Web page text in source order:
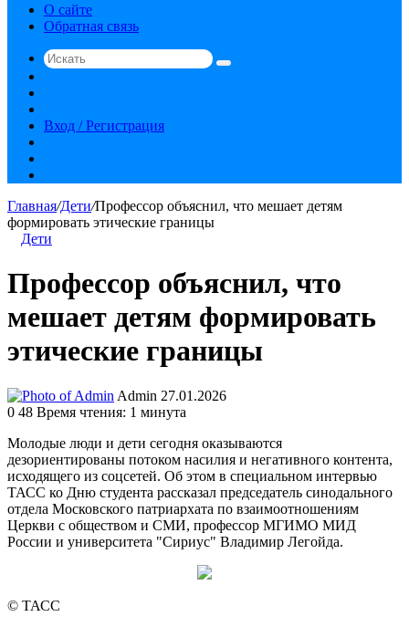
О сайте
Обратная связь
Искать
статья
Вход / Регистрация
Главная/Дети/Профессор объяснил, что мешает детям
формировать этические границы
Дети
Профессор объяснил, что
мешает детям формировать
этические границы
Admin Send
an
27.01.2026
0 48 Время чтения: 1 минута
Молодые люди и дети сегодня оказываются
дезориентированы потоком насилия и негативного контента,
исходящего из соцсетей. Об этом в специальном интервью
ТАСС ко Дню студента рассказал председатель синодального
отдела Московского патриархата по взаимоотношениям
Церкви с обществом и СМИ, профессор МГИМО МИД
России и университета "Сириус" Владимир Легойда.
© ТАСС